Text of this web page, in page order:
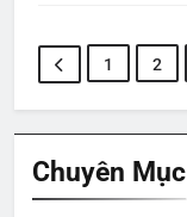
1 2
Chuyên Mục